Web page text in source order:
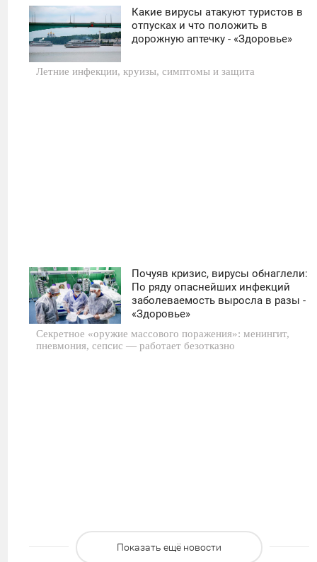
Какие вирусы атакуют туристов в
отпусках и что положить в
дорожную аптечку - «Здоровье»
Летние инфекции, круизы, симптомы и защита
Почуяв кризис, вирусы обнаглели:
По ряду опаснейших инфекций
заболеваемость выросла в разы -
«Здоровье»
Секретное «оружие массового поражения»: менингит,
пневмония, сепсис — работает безотказно
Показать ещё новости